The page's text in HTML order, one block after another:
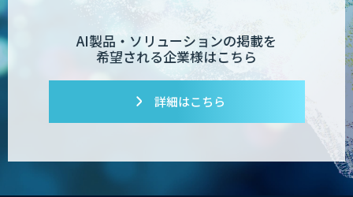
AI製品・ソリューションの掲載を
希望される企業様はこちら
詳細はこちら